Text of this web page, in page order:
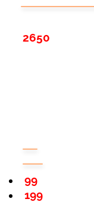
2650
199
99